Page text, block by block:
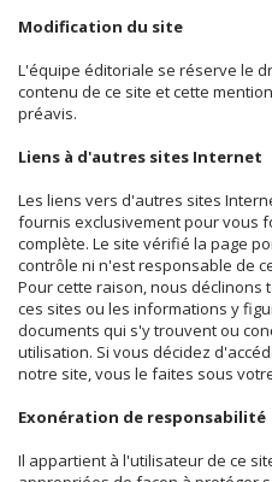
Modification du site
L'équipe éditoriale se réserve le
contenu de ce site et cette
préavis.
Liens à d'autres sites Internet
Les liens vers d'autres sites
fournis exclusivement pour vous
complète. Le site vérifié la page
contrôle ni n'est responsable de
Pour cette raison, nous
ces sites ou les informations y
documents qui s'y trouvent ou
utilisation. Si vous décidez
notre site, vous le faites sous
Exonération de responsabilité
Il appartient à l'utilisateur de ce